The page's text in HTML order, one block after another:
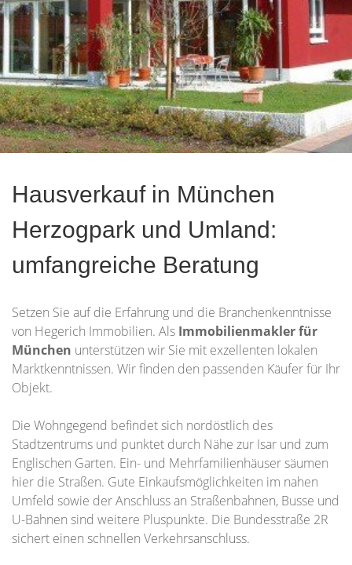
Hausverkauf in München
Herzogpark und Umland:
umfangreiche Beratung
Setzen Sie auf die Erfahrung und die Branchenkenntnisse
von Hegerich Immobilien. Als Immobilienmakler für
München unterstützen wir Sie mit exzellenten lokalen
Marktkenntnissen. Wir finden den passenden Käufer für Ihr
Objekt.
Die Wohngegend befindet sich nordöstlich des
Stadtzentrums und punktet durch Nähe zur Isar und zum
Englischen Garten. Ein- und Mehrfamilienhäuser säumen
hier die Straßen. Gute Einkaufsmöglichkeiten im nahen
Umfeld sowie der Anschluss an Straßenbahnen, Busse und
U-Bahnen sind weitere Pluspunkte. Die Bundesstraße 2R
sichert einen schnellen Verkehrsanschluss.